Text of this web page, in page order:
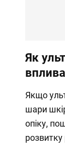
Як
Якщо
шари
опіку,
розвитку